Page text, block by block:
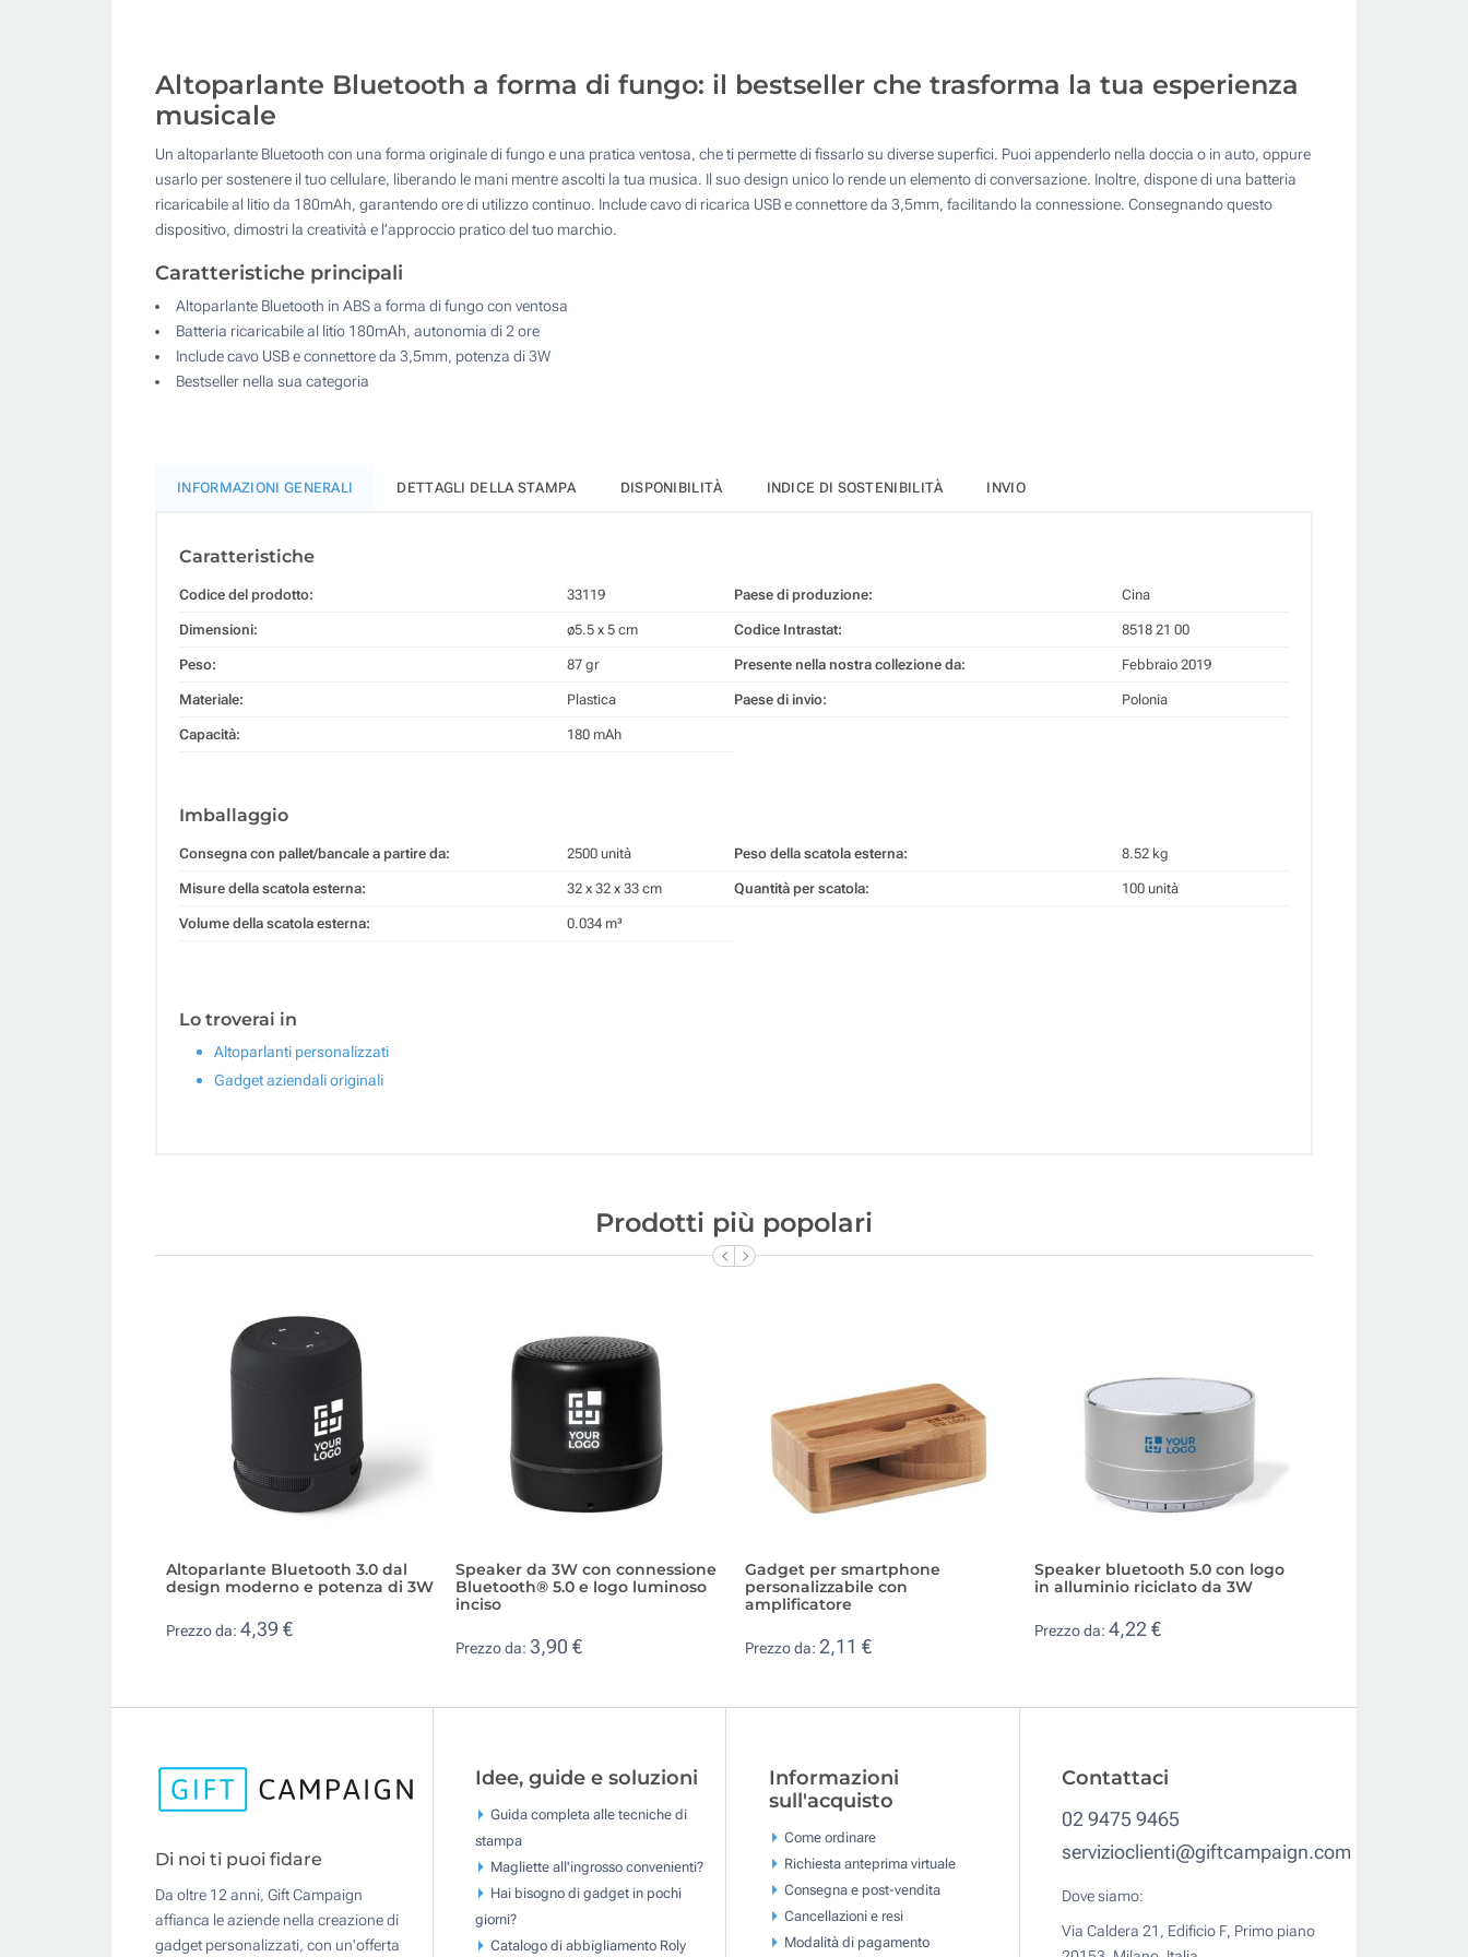
200
Aggiorna
Altoparlante Bluetooth a forma di fungo: il bestseller che trasforma la tua esperienza
musicale
Un altoparlante Bluetooth con una forma originale di fungo e una pratica ventosa, che ti permette di fissarlo su diverse superfici. Puoi appenderlo nella doccia o in auto, oppure
usarlo per sostenere il tuo cellulare, liberando le mani mentre ascolti la tua musica. Il suo design unico lo rende un elemento di conversazione. Inoltre, dispone di una batteria
ricaricabile al litio da 180mAh, garantendo ore di utilizzo continuo. Include cavo di ricarica USB e connettore da 3,5mm, facilitando la connessione. Consegnando questo
dispositivo, dimostri la creatività e l’approccio pratico del tuo marchio.
Caratteristiche principali
Altoparlante Bluetooth in ABS a forma di fungo con ventosa
Batteria ricaricabile al litio 180mAh, autonomia di 2 ore
Include cavo USB e connettore da 3,5mm, potenza di 3W
Bestseller nella sua categoria
INFORMAZIONI GENERALI DETTAGLI DELLA STAMPA DISPONIBILITÀ INDICE DI SOSTENIBILITÀ INVIO
Caratteristiche
Codice del prodotto: 33119
Dimensioni: ø5.5 x 5 cm
Peso: 87 gr
Materiale: Plastica
Capacità: 180 mAh
Paese di produzione: Cina
Codice Intrastat: 8518 21 00
Presente nella nostra collezione da: Febbraio 2019
Paese di invio: Polonia
Imballaggio
Consegna con pallet/bancale a partire da: 2500 unità
Misure della scatola esterna: 32 x 32 x 33 cm
Volume della scatola esterna: 0.034 m³
Peso della scatola esterna: 8.52 kg
Quantità per scatola: 100 unità
Lo troverai in
Altoparlanti personalizzati
Gadget aziendali originali
Prodotti più popolari
Altoparlante Bluetooth 3.0 dal
design moderno e potenza di 3W
Prezzo da: 4,39 €
Speaker da 3W con connessione
Bluetooth® 5.0 e logo luminoso
inciso
Prezzo da: 3,90 €
Gadget per smartphone
personalizzabile con
amplificatore
Prezzo da: 2,11 €
Speaker bluetooth 5.0 con logo
in alluminio riciclato da 3W
Prezzo da: 4,22 €
Di noi ti puoi fidare
Da oltre 12 anni, Gift Campaign
affianca le aziende nella creazione di
gadget personalizzati, con un'offerta
Idee, guide e soluzioni
Guida completa alle tecniche di
stampa
Magliette all'ingrosso convenienti?
Hai bisogno di gadget in pochi
giorni?
Catalogo di abbigliamento Roly
Informazioni
sull'acquisto
Come ordinare
Richiesta anteprima virtuale
Consegna e post-vendita
Cancellazioni e resi
Modalità di pagamento
Contattaci
02 9475 9465
servizioclienti@giftcampaign.com
Dove siamo:
Via Caldera 21, Edificio F, Primo piano